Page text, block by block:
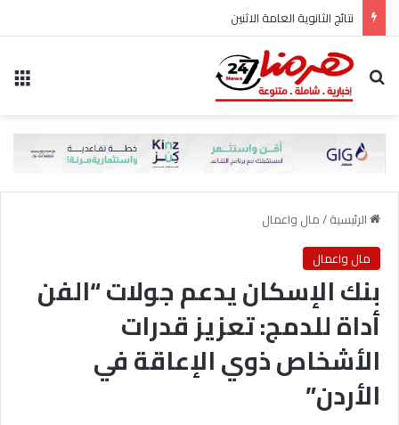
نتائج الثانوية العامة الاثنين
بحث عن
الرئيسية/مال واعمال
مال واعمال
بنك الإسكان يدعم جولات “الفن
أداة للدمج: تعزيز قدرات
الأشخاص ذوي الإعاقة في
الأردن”